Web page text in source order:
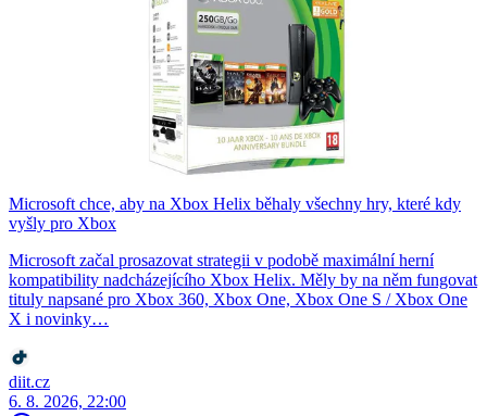
Microsoft chce, aby na Xbox Helix běhaly všechny hry, které kdy
vyšly pro Xbox
Microsoft začal prosazovat strategii v podobě maximální herní
kompatibility nadcházejícího Xbox Helix. Měly by na něm fungovat
tituly napsané pro Xbox 360, Xbox One, Xbox One S / Xbox One
X i novinky…
diit.cz
6. 8. 2026, 22:00